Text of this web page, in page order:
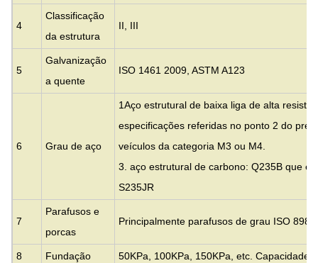
4
Classificação
da estrutura
II, III
5
Galvanização
a quente
ISO 1461 2009, ASTM A123
6 Grau de aço
1Aço estrutural de baixa liga de alta
especificações referidas no ponto 2 do
veículos da categoria M3 ou M4.
3. aço estrutural de carbono: Q235B que é
S235JR
7
Parafusos e
porcas
Principalmente parafusos de grau ISO 898
8 Fundação 50KPa, 100KPa, 150KPa, etc. Capacidade